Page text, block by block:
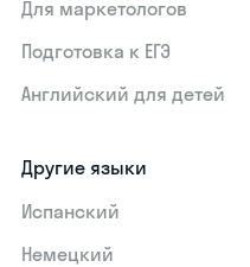
Для маркетологов
Подготовка к ЕГЭ
Английский для детей
Другие языки
Испанский
Немецкий